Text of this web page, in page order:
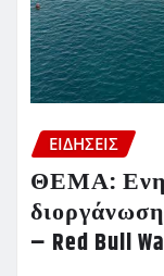
ΕΙΔΗΣΕΙΣ
ΘΕΜΑ:
– Red Bull